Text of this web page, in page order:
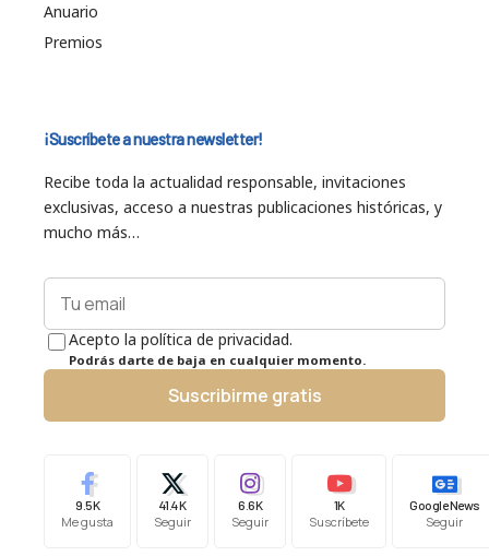
Anuario
Premios
¡Suscríbete a nuestra newsletter!
Recibe toda la actualidad responsable, invitaciones
exclusivas, acceso a nuestras publicaciones históricas, y
mucho más…
Acepto la política de privacidad.
Podrás darte de baja en cualquier momento.
Suscribirme gratis
9.5K
Me gusta
41.4K
Seguir
6.6K
Seguir
1K
Suscríbete
Google News
Seguir